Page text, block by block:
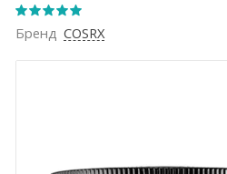
Бренд COSRX